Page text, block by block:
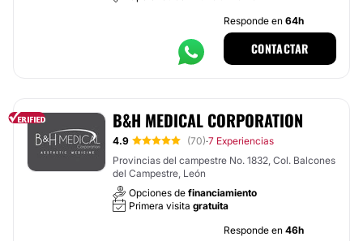
Responde en 64h
CONTACTAR
B&H MEDICAL CORPORATION
4.9 (70)·7 Experiencias
Provincias del campestre No. 1832, Col. Balcones
del Campestre, León
Opciones de financiamiento
Primera visita gratuita
Responde en 46h